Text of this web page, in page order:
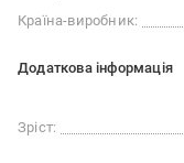
Країна-виробник:
Додаткова інформація
Зріст: